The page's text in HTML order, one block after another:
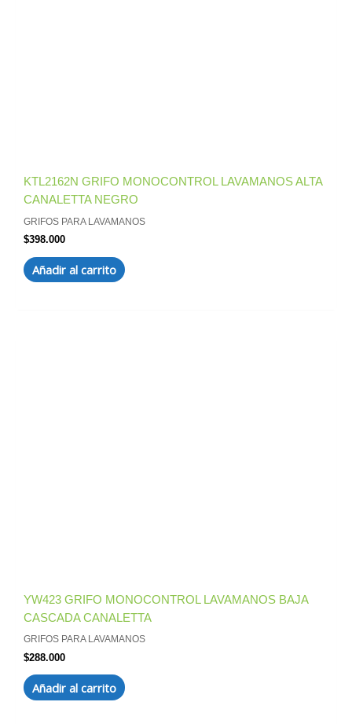
KTL2162N GRIFO MONOCONTROL LAVAMANOS ALTA
CANALETTA NEGRO
GRIFOS PARA LAVAMANOS
$398.000
Añadir al carrito
YW423 GRIFO MONOCONTROL LAVAMANOS BAJA
CASCADA CANALETTA
GRIFOS PARA LAVAMANOS
$288.000
Añadir al carrito